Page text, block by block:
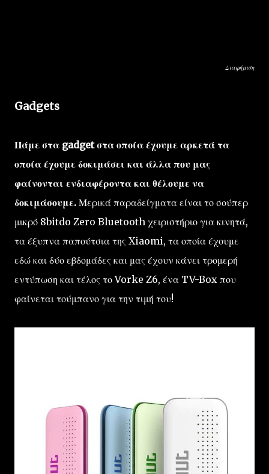
Διαφήμιση
Gadgets
Πάμε στα gadget στα οποία έχουμε αρκετά τα
οποία έχουμε δοκιμάσει και άλλα που μας
φαίνονται ενδιαφέροντα και θέλουμε να
δοκιμάσουμε. Μερικά παραδείγματα είναι το σούπερ
μικρό 8bitdo Zero Bluetooth χειριστήριο για κινητά,
τα έξυπνα παπούτσια της Xiaomi, τα οποία έχουμε
εδώ και δύο εβδομάδες και μας έχουν κάνει τρομερή
εντύπωση και τέλος το Vorke Z6, ένα TV-Box που
φαίνεται τούμπανο για την τιμή του!